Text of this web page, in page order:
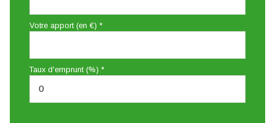
Votre apport (en €) *
Taux d'emprunt (%) *